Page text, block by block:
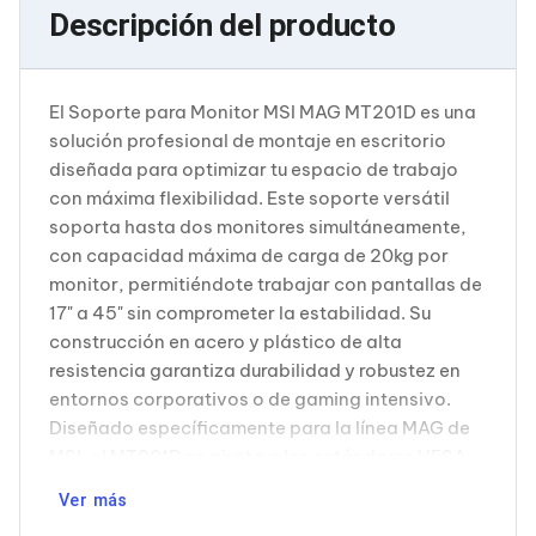
Cableado Estructurado para Servidores
Cables KVM
Soportes y Paneles
Sistemas Operativos para Servidores
Servidores
Soportes de Datos
Ultrium
Discos Duros / SSD / NAS
Accesorios para Discos Duros
Gabinetes de Discos Duros
Discos Duros Externos
Discos Duros para NAS
Discos Duros para Videovigilancia
Discos Duros para Servidores
Accesorios para SSD
Gabinetes para SSD
Almacenamiento MSA
Monitores
Descripción del producto
El Soporte para Monitor MSI MAG MT201D es una
solución profesional de montaje en escritorio
diseñada para optimizar tu espacio de trabajo
con máxima flexibilidad. Este soporte versátil
soporta hasta dos monitores simultáneamente,
con capacidad máxima de carga de 20kg por
monitor, permitiéndote trabajar con pantallas de
17" a 45" sin comprometer la estabilidad. Su
construcción en acero y plástico de alta
resistencia garantiza durabilidad y robustez en
entornos corporativos o de gaming intensivo.
Diseñado específicamente para la línea MAG de
asegurando compatibilidad con la mayoría de
Ver más